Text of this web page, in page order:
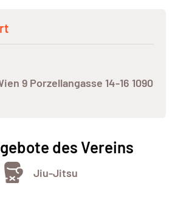
9 Porzellangasse 14-16 1090
des Vereins
Jiu-Jitsu